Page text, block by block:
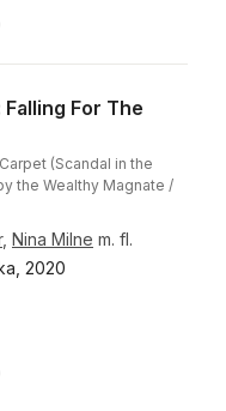
For The
(Scandal in the
the Wealthy Magnate /
, Nina Milne m. fl.
2020